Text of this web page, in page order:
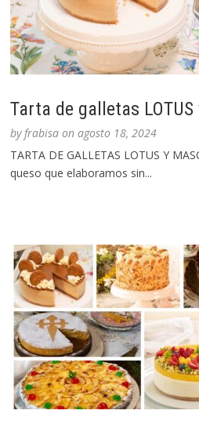
Tarta de galletas
byfrabisa onagosto 18, 2024
TARTA DE GALLETAS LOTUS Y
queso que elaboramos sin...